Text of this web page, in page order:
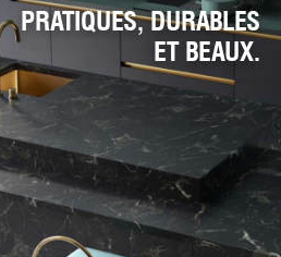
PRATIQUES, DURABLES
ET BEAUX.